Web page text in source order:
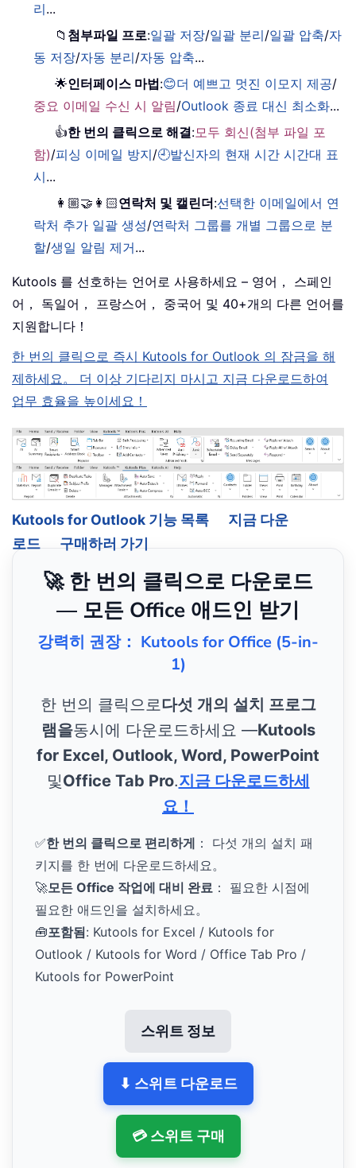
리...
📁 첨부파일 프로:일괄 저장/일괄 분리/일괄 압축/자
동 저장/자동 분리/자동 압축...
🌟인터페이스 마법:😊더 예쁘고 멋진 이모지 제공/
중요 이메일 수신 시 알림/Outlook 종료 대신 최소화...
👍한 번의 클릭으로 해결:모두 회신(첨부 파일 포
함)/피싱 이메일 방지/🕘발신자의 현재 시간 시간대 표
시...
👩🏼‍🤝‍👩🏻연락처 및 캘린더:선택한 이메일에서 연
락처 추가 일괄 생성/연락처 그룹를 개별 그룹으로 분
할/생일 알림 제거...
Kutools 를 선호하는 언어로 사용하세요 – 영어， 스페인
어， 독일어， 프랑스어， 중국어 및 40+개의 다른 언어를
지원합니다！
한 번의 클릭으로 즉시 Kutools for Outlook 의 잠금을 해
제하세요。 더 이상 기다리지 마시고 지금 다운로드하여
업무 효율을 높이세요！
Kutools for Outlook 기능 목록
지금 다운
로드
구매하러 가기
🚀 한 번의 클릭으로 다운로드
— 모든 Office 애드인 받기
강력히 권장： Kutools for Office (5-in-
1)
한 번의 클릭으로다섯 개의 설치 프로그
램을동시에 다운로드하세요 —Kutools
for Excel, Outlook, Word, PowerPoint
및Office Tab Pro.지금 다운로드하세
요！
✅한 번의 클릭으로 편리하게 ： 다섯 개의 설치 패
키지를 한 번에 다운로드하세요。
🚀모든 Office 작업에 대비 완료 ： 필요한 시점에
필요한 애드인을 설치하세요。
🧰포함됨: Kutools for Excel / Kutools for
Outlook / Kutools for Word / Office Tab Pro /
Kutools for PowerPoint
스위트 정보
⬇ 스위트 다운로드
💳 스위트 구매